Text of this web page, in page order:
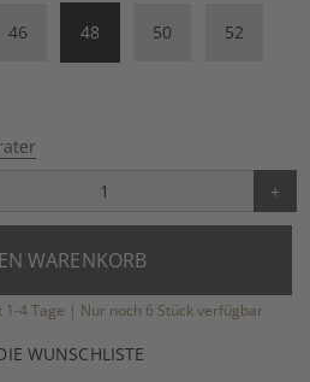
46 48 50 52
+
WARENKORB
4 Tage | Nur noch 6 Stück verfügbar
WUNSCHLISTE